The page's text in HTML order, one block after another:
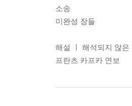
소송
미완성 장들
해설 ㅣ 해석되지 않
프란츠 카프카 연보